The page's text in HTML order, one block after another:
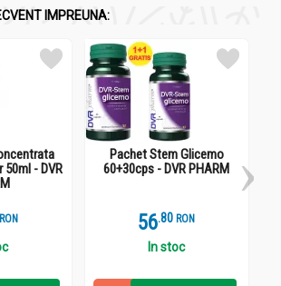
IMPREUNA:
50ml - DVR
RON
Pachet Stem Glicemo
60+30cps - DVR PHARM
56.8 RON
In stoc